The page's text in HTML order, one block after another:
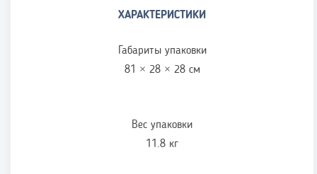
ХАРАКТЕРИСТИКИ
Габариты упаковки
81 × 28 × 28 см
Вес упаковки
11.8 кг